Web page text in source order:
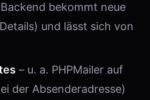
bekommt neue
und lässt sich von
– u. a. PHPMailer auf
der Absenderadresse)